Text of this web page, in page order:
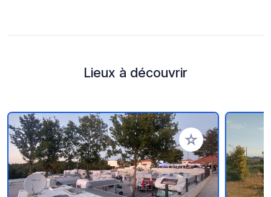
Lieux à découvrir
Ajouter à vos